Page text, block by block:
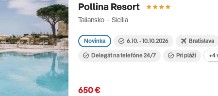
Pollina Resort
Taliansko · Sicília
Novinka 6.10. - 10.10.2026 Bratislava
Delegát na telefóne 24/7 Pri pláži +4
650 €